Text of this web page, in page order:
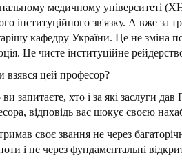
медичному університеті
інституційного зв'язку. А вже за
кафедру України. Це не зміна
Це чисте інституційне
взявся цей професор?
запитаєте, хто і за які заслуги дав
відповідь вас шокує своєю
своє звання не через
і не через фундаментальні